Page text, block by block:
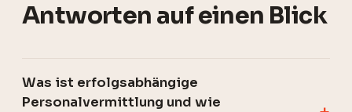
Antworten auf einen Blick
Was ist erfolgsabhängige
Personalvermittlung und wie